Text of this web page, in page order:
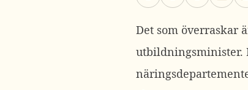
Det som
utbildningsminister.